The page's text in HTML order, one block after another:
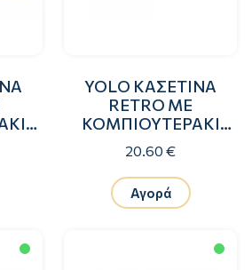
YOLO ΚΑΣΕΤΙΝΑ
RETRO ΜΕ
ΚΟΜΠΙΟΥΤΕΡΑΚΙ
SPARKLING UNICORN
20.60 €
Αγορά